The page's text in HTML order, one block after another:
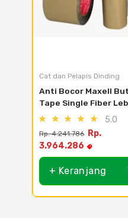
Cat dan Pelapis Dinding
Anti Bocor Maxell
Tape Single Fiber
100mm Panjang 20m
5.0
Rp. 4.241.786
Rp.
3.964.286
+ Keranjang